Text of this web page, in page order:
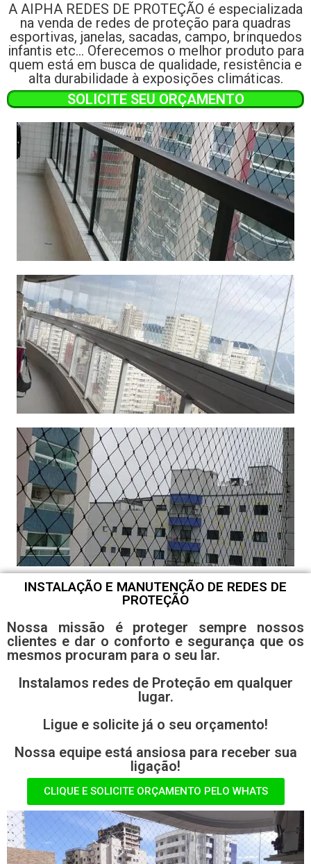
A AIPHA REDES DE PROTEÇÃO é especializada
na venda de redes de proteção para quadras
esportivas, janelas, sacadas, campo, brinquedos
infantis etc... Oferecemos o melhor produto para
quem está em busca de qualidade, resistência e
alta durabilidade à exposições climáticas.
SOLICITE SEU ORÇAMENTO
INSTALAÇÃO E MANUTENÇÃO DE REDES DE
PROTEÇÃO
Nossa missão é proteger sempre nossos
clientes e dar o conforto e segurança que os
mesmos procuram para o seu lar.
Instalamos redes de Proteção em qualquer
lugar.
Ligue e solicite já o seu orçamento!
Nossa equipe está ansiosa para receber sua
ligação!
CLIQUE E SOLICITE ORÇAMENTO PELO WHATS